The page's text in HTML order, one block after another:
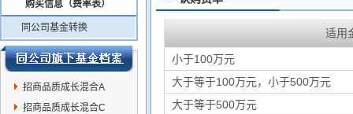
购买信息（费率表）
同公司基金转换
招商品质成长混合A
招商品质成长混合C
适用
小于100万元
大于等于100万元，小于500万元
大于等于500万元